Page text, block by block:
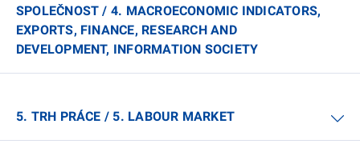
SPOLEČNOST / 4. MACROECONOMIC INDICATORS,
EXPORTS, FINANCE, RESEARCH AND
DEVELOPMENT, INFORMATION SOCIETY
5. TRH PRÁCE / 5. LABOUR MARKET